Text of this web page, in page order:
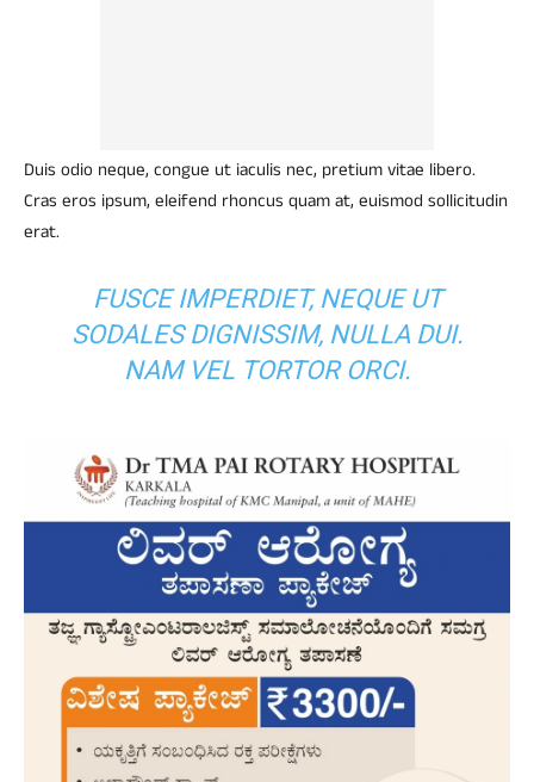
Duis odio neque, congue ut iaculis nec, pretium vitae libero.
Cras eros ipsum, eleifend rhoncus quam at, euismod sollicitudin
erat.
FUSCE IMPERDIET, NEQUE UT
SODALES DIGNISSIM, NULLA DUI.
NAM VEL TORTOR ORCI.